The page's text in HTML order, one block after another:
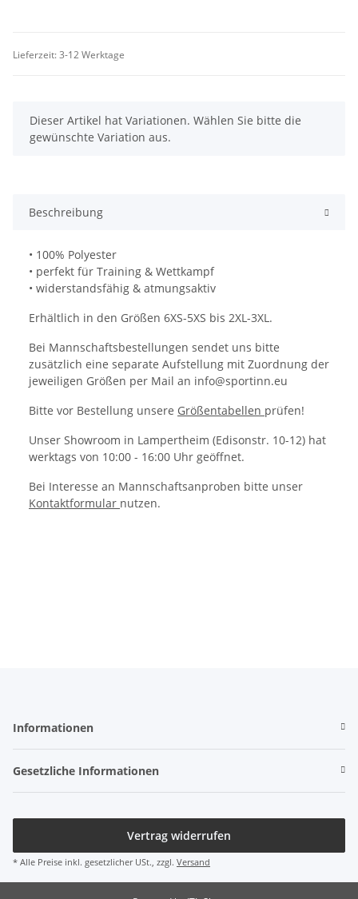
Lieferzeit:3-12 Werktage
x
Dieser Artikel hat Variationen. Wählen Sie bitte die
gewünschte Variation aus.
Beschreibung
• 100% Polyester
• perfekt für Training & Wettkampf
• widerstandsfähig & atmungsaktiv
Erhältlich in den Größen 6XS-5XS bis 2XL-3XL.
Bei Mannschaftsbestellungen sendet uns bitte
zusätzlich eine separate Aufstellung mit Zuordnung der
jeweiligen Größen per Mail an info@sportinn.eu
Bitte vor Bestellung unsere Größentabellen prüfen!
Unser Showroom in Lampertheim (Edisonstr. 10-12) hat
werktags von 10:00 - 16:00 Uhr geöffnet.
Bei Interesse an Mannschaftsanproben bitte unser
Kontaktformular nutzen.
Informationen
Gesetzliche Informationen
Vertrag widerrufen
* Alle Preise inkl. gesetzlicher USt., zzgl. Versand